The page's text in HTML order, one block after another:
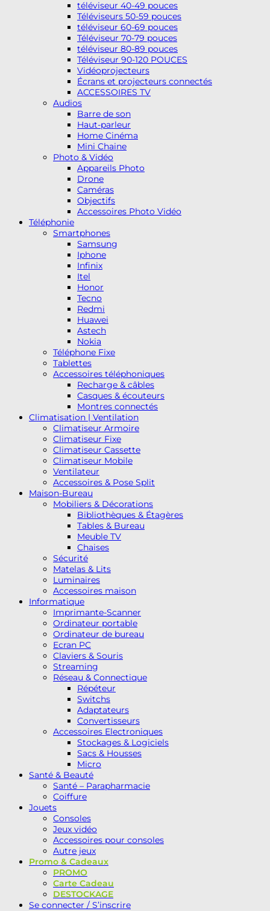
téléviseur 40-49 pouces
Téléviseurs 50-59 pouces
téléviseur 60-69 pouces
Téléviseur 70-79 pouces
téléviseur 80-89 pouces
Téléviseur 90-120 POUCES
Vidéoprojecteurs
Écrans et projecteurs connectés
ACCESSOIRES TV
Audios
Barre de son
Haut-parleur
Home Cinéma
Mini Chaine
Photo & Vidéo
Appareils Photo
Drone
Caméras
Objectifs
Accessoires Photo Vidéo
Téléphonie
Smartphones
Samsung
Iphone
Infinix
Itel
Honor
Tecno
Redmi
Huawei
Astech
Nokia
Téléphone Fixe
Tablettes
Accessoires téléphoniques
Recharge & câbles
Casques & écouteurs
Montres connectés
Climatisation | Ventilation
Climatiseur Armoire
Climatiseur Fixe
Climatiseur Cassette
Climatiseur Mobile
Ventilateur
Accessoires & Pose Split
Maison-Bureau
Mobiliers & Décorations
Bibliothèques & Étagères
Tables & Bureau
Meuble TV
Chaises
Sécurité
Matelas & Lits
Luminaires
Accessoires maison
Informatique
Imprimante-Scanner
Ordinateur portable
Ordinateur de bureau
Ecran PC
Claviers & Souris
Streaming
Réseau & Connectique
Répéteur
Switchs
Adaptateurs
Convertisseurs
Accessoires Electroniques
Stockages & Logiciels
Sacs & Housses
Micro
Santé & Beauté
Santé – Parapharmacie
Coiffure
Jouets
Consoles
Jeux vidéo
Accessoires pour consoles
Autre jeux
Promo & Cadeaux
PROMO
Carte Cadeau
DESTOCKAGE
Se connecter / S’inscrire